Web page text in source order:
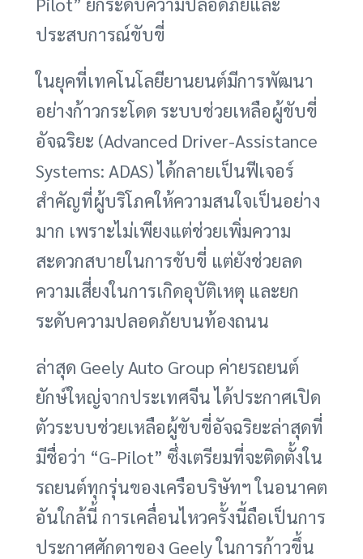
ประสบการณ์ขับขี่
ในยุคที่เทคโนโลยียานยนต์มีการพัฒนา
อย่างก้าวกระโดด ระบบช่วยเหลือผู้ขับขี่
อัจฉริยะ (Advanced Driver-Assistance
Systems: ADAS) ได้กลายเป็นฟีเจอร์
สำคัญที่ผู้บริโภคให้ความสนใจเป็นอย่าง
มาก เพราะไม่เพียงแต่ช่วยเพิ่มความ
สะดวกสบายในการขับขี่ แต่ยังช่วยลด
ความเสี่ยงในการเกิดอุบัติเหตุ และยก
ระดับความปลอดภัยบนท้องถนน
ล่าสุด Geely Auto Group ค่ายรถยนต์
ยักษ์ใหญ่จากประเทศจีน ได้ประกาศเปิด
ตัวระบบช่วยเหลือผู้ขับขี่อัจฉริยะล่าสุดที่
มีชื่อว่า “G-Pilot” ซึ่งเตรียมที่จะติดตั้งใน
รถยนต์ทุกรุ่นของเครือบริษัทฯ ในอนาคต
อันใกล้นี้ การเคลื่อนไหวครั้งนี้ถือเป็นการ
ประกาศศักดาของ Geely ในการก้าวขึ้น